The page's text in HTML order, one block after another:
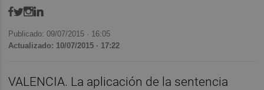
Publicado: 09/07/2015 · 16:05
Actualizado: 10/07/2015 · 17:22
VALENCIA. La aplicación de la sentencia